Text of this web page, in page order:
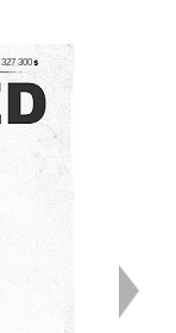
327 300